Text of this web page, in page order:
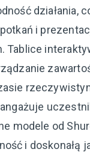
działania,
i
Tablice
modele od
i doskonałą